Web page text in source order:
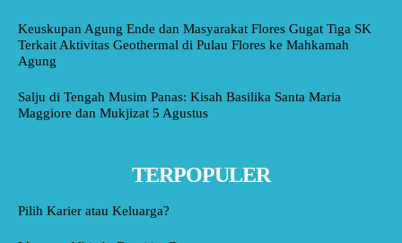
Keuskupan Agung Ende dan Masyarakat Flores Gugat Tiga SK
Terkait Aktivitas Geothermal di Pulau Flores ke Mahkamah
Agung
Salju di Tengah Musim Panas: Kisah Basilika Santa Maria
Maggiore dan Mukjizat 5 Agustus
TERPOPULER
Pilih Karier atau Keluarga?